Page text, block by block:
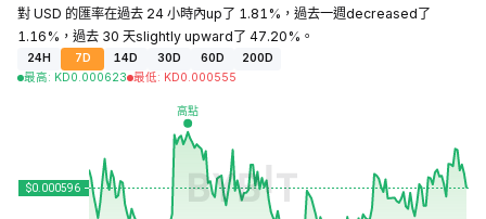
對 USD 的匯率在過去 24 小時內up了 1.81%，過去一週decreased了
1.16%，過去 30 天slightly upward了 47.20%。
24H 7D 14D 30D 60D
200D
最高: KD0.000623 最低: KD0.000555